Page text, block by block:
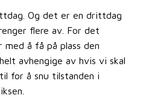
Og det er en drittdag
flere av. For det
å få på plass den
avhengige av hvis vi skal
for å snu tilstanden i